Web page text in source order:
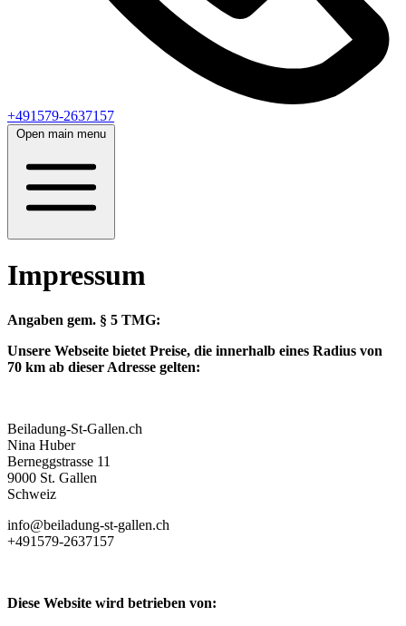
+491579-2637157
Open main menu
Impressum
Angaben gem. § 5 TMG:
Unsere Webseite bietet Preise, die innerhalb eines Radius von
70 km ab dieser Adresse gelten:
Beiladung-St-Gallen.ch
Nina Huber
Berneggstrasse 11
9000 St. Gallen ⁠
Schweiz
info@beiladung-st-gallen.ch
+491579-2637157
Diese Website wird betrieben von: